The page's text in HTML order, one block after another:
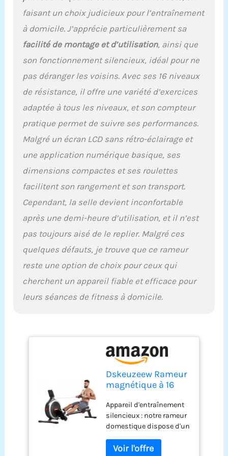
moyenne, pour vous
aider à rester motivé et
atteindre vos objectifs de
remise en forme
professionnel de la force :
équipé d'un système
rameur offre une
résistance maximale
kilogrammes pour
augmenter
puissance explosive et
l'efficacité de votre
musculation. Grâce aux
16 niveaux de résistance,
les débutants et les
athlètes expérimentés
peuvent trouver
l'intensité qui leur
convient Design
ergonomique et durable :
notre rameur magnétique
est fabriqué à partir de
matériaux de haute
glissière stable et
silencieuse, de pédales
antidérapantes
spacieuses, de poignées
pratique pour tablette.
L'appareil supporte des
utilisateurs pesant
jusqu'à 180 kg et est
donc adapté à un large
faisant un choix judicieux pour l’entraînement
à domicile. J’apprécie particulièrement sa
facilité de montage et d’utilisation, ainsi que
son fonctionnement silencieux, idéal pour ne
pas déranger les voisins. Avec ses 16 niveaux
de résistance, il offre une variété d’exercices
adaptée à tous les niveaux, et son compteur
pratique permet de suivre ses performances.
Malgré un écran LCD sans rétro-éclairage et
une application numérique basique, ses
dimensions compactes et ses roulettes
facilitent son rangement et son transport.
Cependant, la selle devient inconfortable
après une demi-heure d’utilisation, et il n’est
pas toujours aisé de le replier. Malgré ces
quelques défauts, je trouve que ce rameur
reste une option de choix pour ceux qui
cherchent un appareil fiable et efficace pour
leurs séances de fitness à domicile.
Dskeuzeew Rameur
magnétique à 16
Affichage LED, Rail
Coulissant
Silencieux pour la
Maison, la Salle de
Gym, l'équipement
Appareil d'entraînement
silencieux : notre rameur
domestique dispose d'un
magnétique